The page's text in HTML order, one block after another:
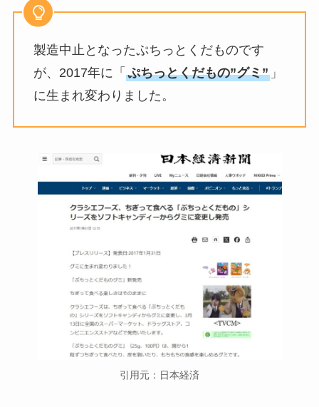
製造中止となったぷちっとくだものです
が、2017年に「 ぷちっとくだもの”グミ”」
に生まれ変わりました。
引用元：日本経済